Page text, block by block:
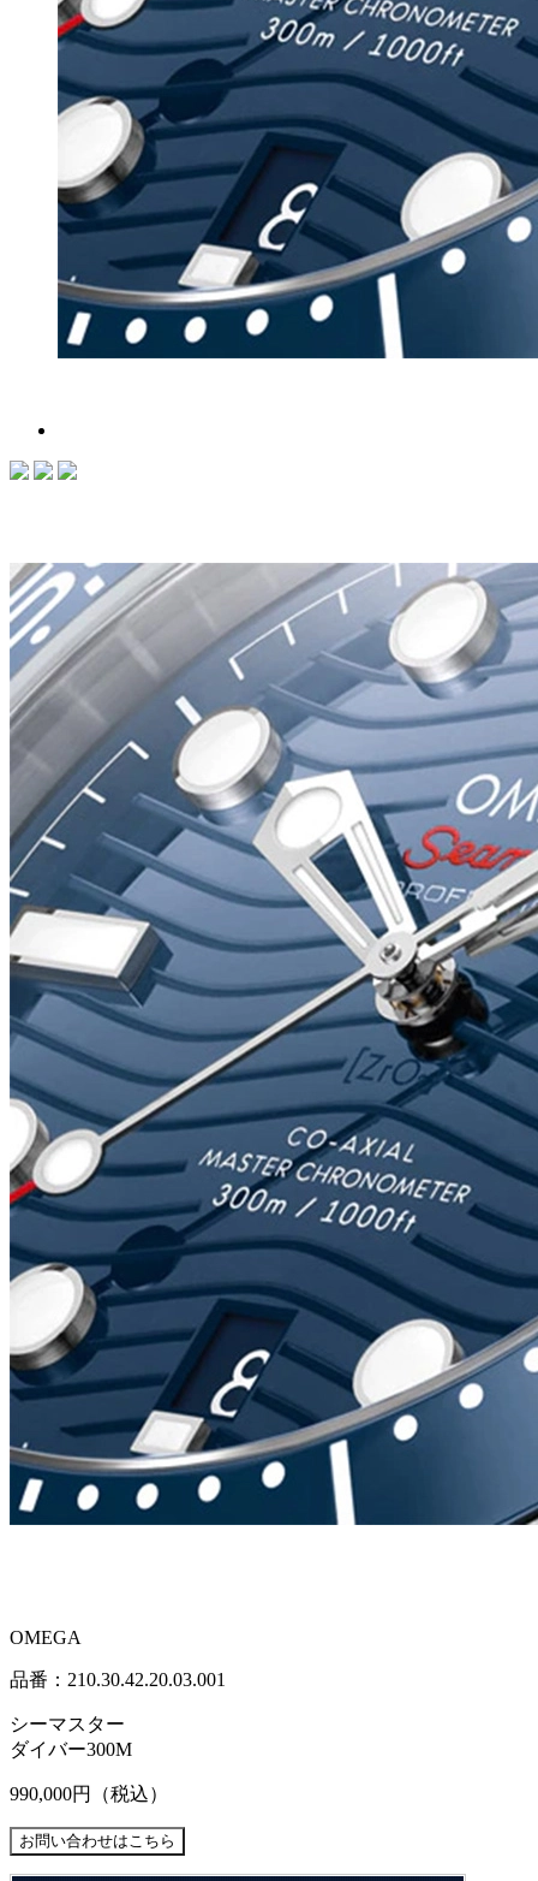
OMEGA
品番：210.30.42.20.03.001
シーマスター
ダイバー300M
990,000円 （税込）